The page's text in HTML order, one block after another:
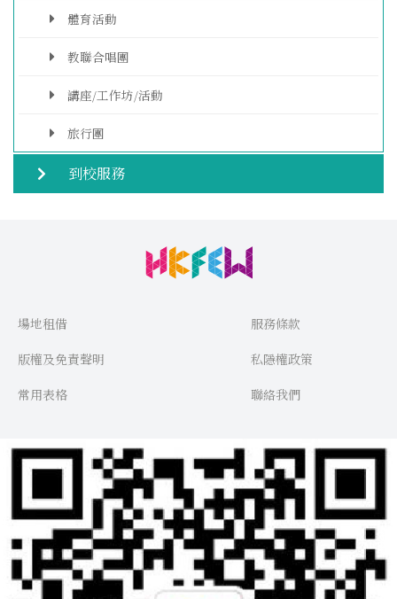
體育活動
教聯合唱團
講座/工作坊/活動
旅行團
到校服務
場地租借
服務條款
版權及免責聲明
私隱權政策
常用表格
聯絡我們